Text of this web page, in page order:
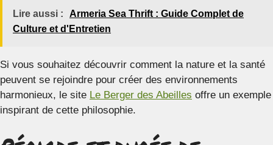
Lire aussi :
Armeria Sea Thrift : Guide Complet de
Culture et d'Entretien
Si vous souhaitez découvrir comment la nature et la santé
peuvent se rejoindre pour créer des environnements
harmonieux, le site Le Berger des Abeilles offre un exemple
inspirant de cette philosophie.